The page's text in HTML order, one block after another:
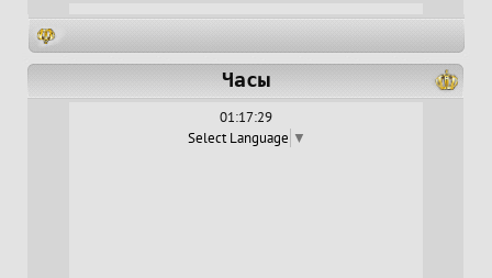
Часы
01:17:30
Select Language ▼